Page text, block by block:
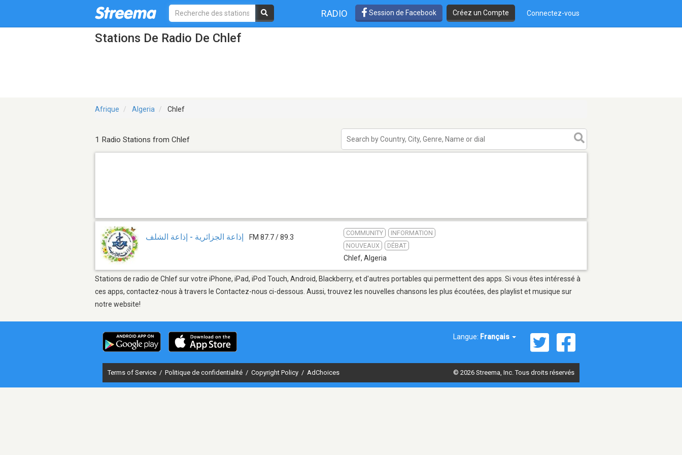
RADIO Session de Facebook Créez un Compte Connectez-vous
Stations De Radio De Chlef
Afrique Algeria Chlef
1 Radio Stations from Chlef
إذاعة الجزائرية - إذاعة الشلف FM 87.7 / 89.3
COMMUNITY
INFORMATION
NOUVEAUX
DÉBAT
Chlef, Algeria
Stations de radio de Chlef sur votre iPhone, iPad, iPod Touch, Android, Blackberry, et d'autres portables qui permettent des apps. Si vous êtes intéressé à
ces apps, contactez-nous à travers le Contactez-nous ci-dessous. Aussi, trouvez les nouvelles chansons les plus écoutées, des playlist et musique sur
notre website!
Langue: Français
Terms of Service / Politique de confidentialité / Copyright Policy / AdChoices © 2026 Streema, Inc. Tous droits réservés